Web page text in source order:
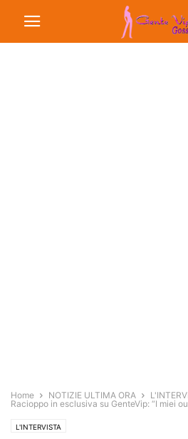
Home NOTIZIE ULTIMA ORA
Racioppo in esclusiva su GenteVip: “I miei
L'INTERVISTA